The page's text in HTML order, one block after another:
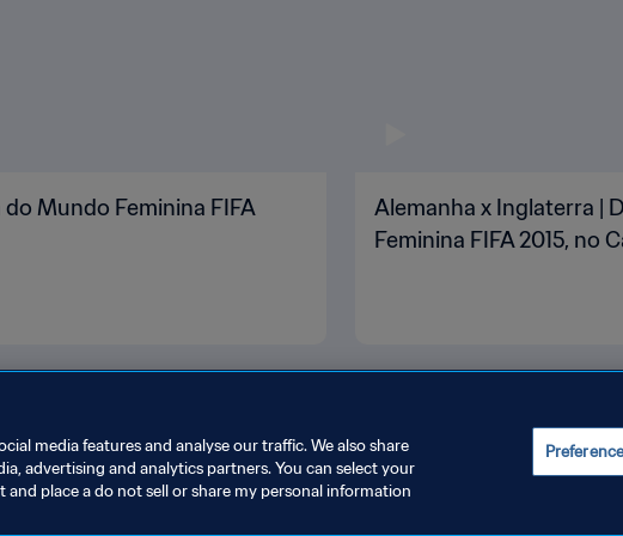
Mundo Feminina FIFA
Alemanha x Inglaterra |
Feminina FIFA 2015, no
media features and analyse our traffic. We also share
advertising and analytics partners. You can select your
place a do not sell or share my personal information